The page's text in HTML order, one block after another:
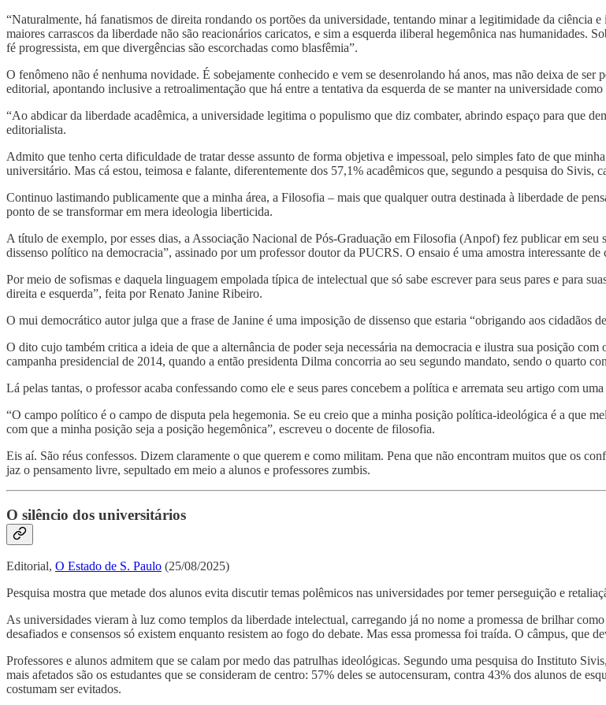
“Naturalmente, há fanatismos de direita rondando os portões da universidade, tentando minar a legitimidade da ciência
maiores carrascos da liberdade não são reacionários caricatos, e sim a esquerda iliberal hegemônica nas humanidades.
fé progressista, em que divergências são escorchadas como blasfêmia”.
O fenômeno não é nenhuma novidade. É sobejamente conhecido e vem se desenrolando há anos, mas não deixa de
editorial, apontando inclusive a retroalimentação que há entre a tentativa da esquerda de se manter na universidade
“Ao abdicar da liberdade acadêmica, a universidade legitima o populismo que diz combater, abrindo espaço para que
editorialista.
Admito que tenho certa dificuldade de tratar desse assunto de forma objetiva e impessoal, pelo simples fato de que
universitário. Mas cá estou, teimosa e falante, diferentemente dos 57,1% acadêmicos que, segundo a pesquisa do Sivis,
Continuo lastimando publicamente que a minha área, a Filosofia – mais que qualquer outra destinada à liberdade de
ponto de se transformar em mera ideologia liberticida.
A título de exemplo, por esses dias, a Associação Nacional de Pós-Graduação em Filosofia (Anpof) fez publicar em
dissenso político na democracia”, assinado por um professor doutor da PUCRS. O ensaio é uma amostra interessante
Por meio de sofismas e daquela linguagem empolada típica de intelectual que só sabe escrever para seus pares e para
direita e esquerda”, feita por Renato Janine Ribeiro.
O mui democrático autor julga que a frase de Janine é uma imposição de dissenso que estaria “obrigando aos cidadãos
O dito cujo também critica a ideia de que a alternância de poder seja necessária na democracia e ilustra sua posição
campanha presidencial de 2014, quando a então presidenta Dilma concorria ao seu segundo mandato, sendo o quarto
Lá pelas tantas, o professor acaba confessando como ele e seus pares concebem a política e arremata seu artigo com
“O campo político é o campo de disputa pela hegemonia. Se eu creio que a minha posição política-ideológica é a que
com que a minha posição seja a posição hegemônica”, escreveu o docente de filosofia.
Eis aí. São réus confessos. Dizem claramente o que querem e como militam. Pena que não encontram muitos que os
jaz o pensamento livre, sepultado em meio a alunos e professores zumbis.
O silêncio dos universitários
Editorial, O Estado de S. Paulo (25/08/2025)
Pesquisa mostra que metade dos alunos evita discutir temas polêmicos nas universidades por temer perseguição e
As universidades vieram à luz como templos da liberdade intelectual, carregando já no nome a promessa de brilhar
desafiados e consensos só existem enquanto resistem ao fogo do debate. Mas essa promessa foi traída. O câmpus, que
Professores e alunos admitem que se calam por medo das patrulhas ideológicas. Segundo uma pesquisa do Instituto
mais afetados são os estudantes que se consideram de centro: 57% deles se autocensuram, contra 43% dos alunos de
costumam ser evitados.